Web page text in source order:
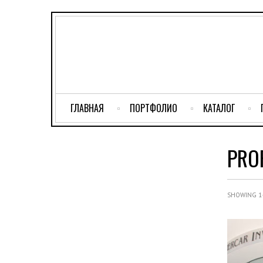
ГЛАВНАЯ ПОРТФОЛИО КАТАЛОГ
SHOWING